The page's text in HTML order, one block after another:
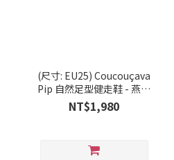
(尺寸: EU25) Coucouçava
Pip 自然足型健走鞋 - 燕麥
米
NT$1,980